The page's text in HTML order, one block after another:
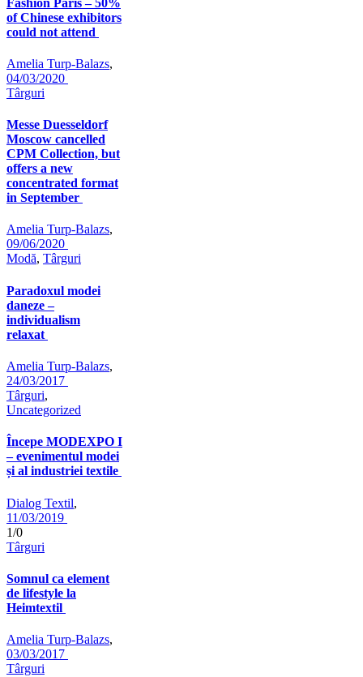
of Chinese exhibitors
could not attend
Amelia Turp-Balazs,
04/03/2020
Târguri
Messe Duesseldorf
Moscow cancelled
CPM Collection, but
offers a new
concentrated format
in September
Amelia Turp-Balazs,
09/06/2020
Modă, Târguri
Paradoxul modei
daneze –
individualism
relaxat
Amelia Turp-Balazs,
24/03/2017
Târguri,
Uncategorized
Începe MODEXPO I
– evenimentul modei
și al industriei textile
Dialog Textil,
11/03/2019
1/0
Târguri
Somnul ca element
de lifestyle la
Heimtextil
Amelia Turp-Balazs,
03/03/2017
Târguri